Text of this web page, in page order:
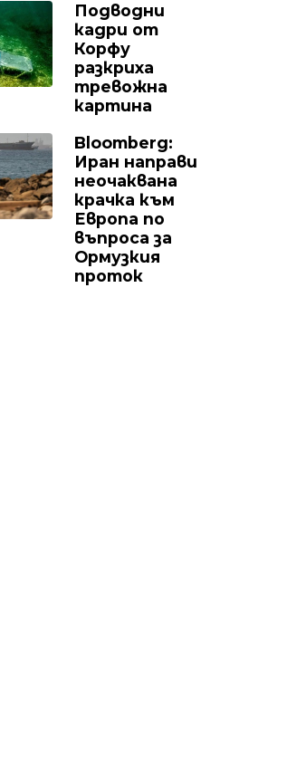
Подводни
кадри от
Корфу
разкриха
тревожна
картина
Bloomberg:
Иран направи
неочаквана
крачка към
Европа по
въпроса за
Ормузкия
проток